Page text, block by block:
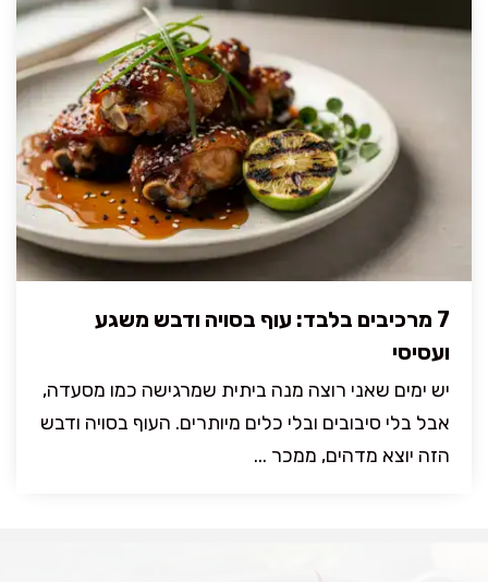
7 מרכיבים בלבד: עוף בסויה ודבש משגע
ועסיסי
יש ימים שאני רוצה מנה ביתית שמרגישה כמו מסעדה,
אבל בלי סיבובים ובלי כלים מיותרים. העוף בסויה ודבש
הזה יוצא מדהים, ממכר ...